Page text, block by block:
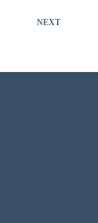
NEXT